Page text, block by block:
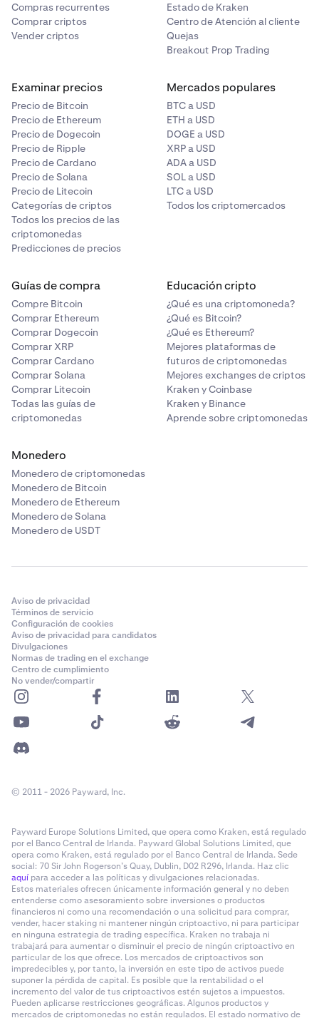
Compras recurrentes
Comprar criptos
Vender criptos
Estado de Kraken
Centro de Atención al cliente
Quejas
Breakout Prop Trading
Examinar precios
Precio de Bitcoin
Precio de Ethereum
Precio de Dogecoin
Precio de Ripple
Precio de Cardano
Precio de Solana
Precio de Litecoin
Categorías de criptos
Todos los precios de las
criptomonedas
Predicciones de precios
Mercados populares
BTC a USD
ETH a USD
DOGE a USD
XRP a USD
ADA a USD
SOL a USD
LTC a USD
Todos los criptomercados
Guías de compra
Compre Bitcoin
Comprar Ethereum
Comprar Dogecoin
Comprar XRP
Comprar Cardano
Comprar Solana
Comprar Litecoin
Todas las guías de
criptomonedas
Educación cripto
¿Qué es una criptomoneda?
¿Qué es Bitcoin?
¿Qué es Ethereum?
Mejores plataformas de
futuros de criptomonedas
Mejores exchanges de criptos
Kraken y Coinbase
Kraken y Binance
Aprende sobre criptomonedas
Monedero
Monedero de criptomonedas
Monedero de Bitcoin
Monedero de Ethereum
Monedero de Solana
Monedero de USDT
Aviso de privacidad
Términos de servicio
Configuración de cookies
Aviso de privacidad para candidatos
Divulgaciones
Normas de trading en el exchange
Centro de cumplimiento
No vender/compartir
© 2011 - 2026 Payward, Inc.
Payward Europe Solutions Limited, que opera como Kraken, está regulado
por el Banco Central de Irlanda. Payward Global Solutions Limited, que
opera como Kraken, está regulado por el Banco Central de Irlanda. Sede
social: 70 Sir John Rogerson’s Quay, Dublin, D02 R296, Irlanda. Haz clic
aquí para acceder a las políticas y divulgaciones relacionadas.
Estos materiales ofrecen únicamente información general y no deben
entenderse como asesoramiento sobre inversiones o productos
financieros ni como una recomendación o una solicitud para comprar,
vender, hacer staking ni mantener ningún criptoactivo, ni para participar
en ninguna estrategia de trading específica. Kraken no trabaja ni
trabajará para aumentar o disminuir el precio de ningún criptoactivo en
particular de los que ofrece. Los mercados de criptoactivos son
impredecibles y, por tanto, la inversión en este tipo de activos puede
suponer la pérdida de capital. Es posible que la rentabilidad o el
incremento del valor de tus criptoactivos estén sujetos a impuestos.
Pueden aplicarse restricciones geográficas. Algunos productos y
mercados de criptomonedas no están regulados. El estado normativo de